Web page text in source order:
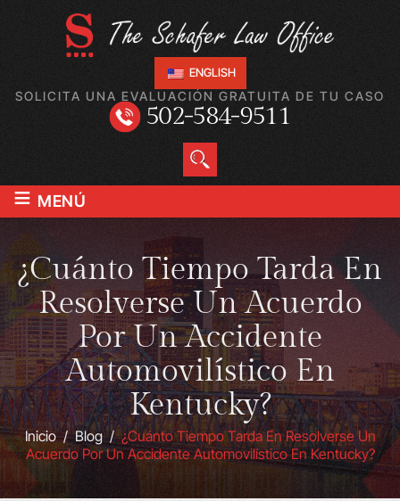
ENGLISH
SOLICITA UNA EVALUACIÓN GRATUITA DE TU CASO
502-584-9511
≡ MENÚ
¿Cuánto Tiempo Tarda En
Resolverse Un Acuerdo
Por Un Accidente
Automovilístico En
Kentucky?
Inicio/Blog/¿Cuánto Tiempo Tarda En Resolverse Un
Acuerdo Por Un Accidente Automovilístico En Kentucky?